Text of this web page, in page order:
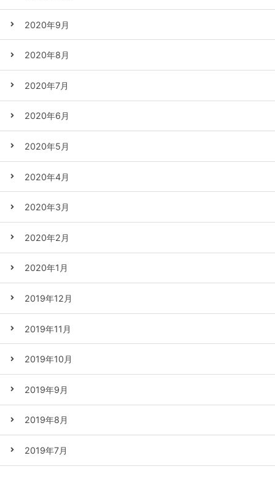
2020年9月
2020年8月
2020年7月
2020年6月
2020年5月
2020年4月
2020年3月
2020年2月
2020年1月
2019年12月
2019年11月
2019年10月
2019年9月
2019年8月
2019年7月